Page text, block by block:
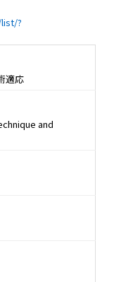
?
適応
and